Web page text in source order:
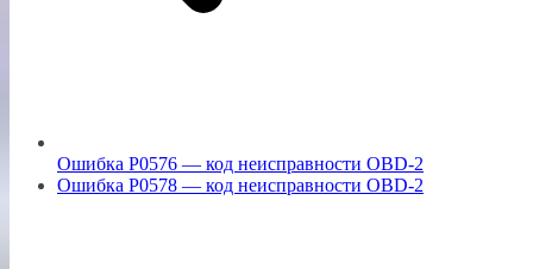
Ошибка P0576 — код неисправности OBD-2
Ошибка P0578 — код неисправности OBD-2